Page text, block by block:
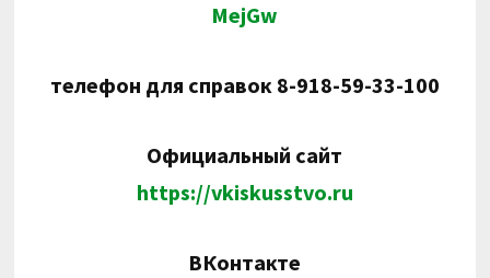
MejGw
телефон для справок 8-918-59-33-100
Официальный сайт
https://vkiskusstvo.ru
ВКонтакте